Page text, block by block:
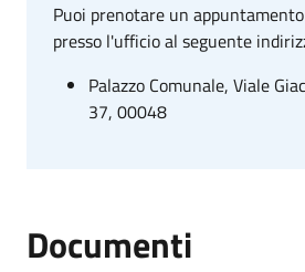
Puoi prenotare un
presso l'ufficio al seguente
Palazzo Comunale, Viale
37, 00048
Documenti